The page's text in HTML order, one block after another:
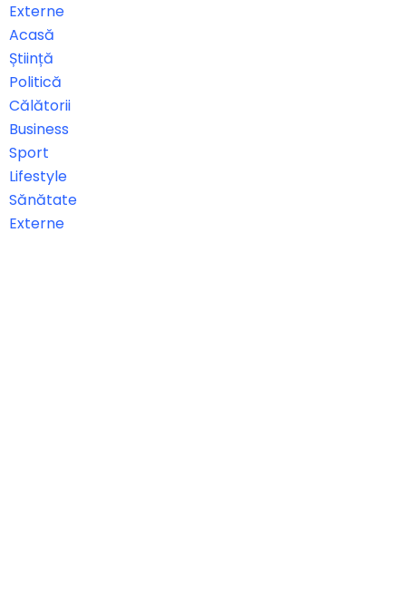
Externe
Acasă
Știință
Politică
Călătorii
Business
Sport
Lifestyle
Sănătate
Externe